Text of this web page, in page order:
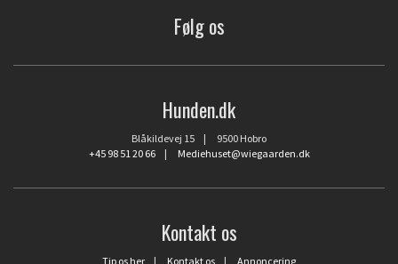
Følg os
Hunden.dk
Blåkildevej 15 | 9500 Hobro
+45 98 51 20 66| Mediehuset@wiegaarden.dk
Kontakt os
Tip os her | Kontakt os | Annoncering